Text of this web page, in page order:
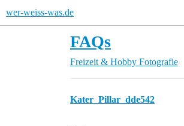
wer-weiss-was.de
FAQs
Freizeit & Hobby Fotografie
Kater_Pillar_dde542